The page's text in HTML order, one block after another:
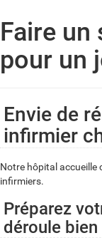
Faire
pour un
Envie de
infirmier
Notre hôpital accueille
infirmiers.
Préparez
déroule bien